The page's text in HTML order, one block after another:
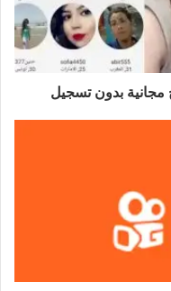
بدون تسجيل